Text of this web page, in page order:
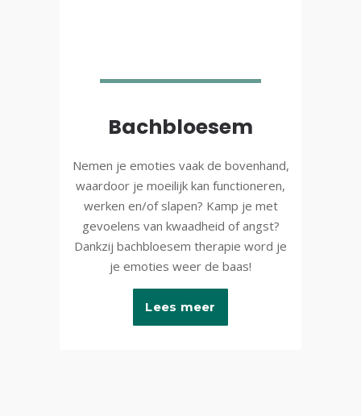
Bachbloesem
Nemen je emoties vaak de bovenhand,
waardoor je moeilijk kan functioneren,
werken en/of slapen? Kamp je met
gevoelens van kwaadheid of angst?
Dankzij bachbloesem therapie word je
je emoties weer de baas!
Lees meer